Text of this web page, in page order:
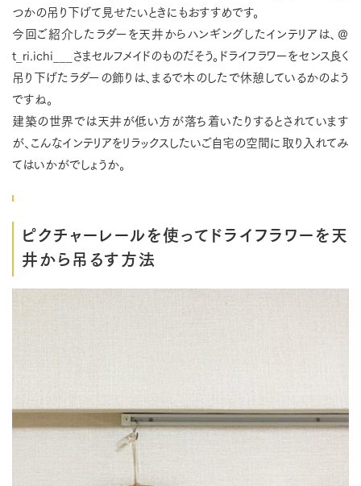
つかの吊り下げて見せたいときにもおすすめです。
今回ご紹介したラダーを天井からハンギングしたインテリアは、＠
t_ri.ichi___さまセルフメイドのものだそう。ドライフラワーをセンス良く
吊り下げたラダーの飾りは、まるで木のしたで休憩しているかのよう
ですね。
建築の世界では天井が低い方が落ち着いたりするとされています
が、こんなインテリアをリラックスしたいご自宅の空間に取り入れてみ
てはいかがでしょうか。
ピクチャーレールを使ってドライフラワーを天
井から吊るす方法